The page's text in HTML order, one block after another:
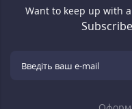
Want to keep up with